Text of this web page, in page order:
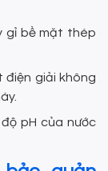
gỉ bề mặt thép
giải không
pH của nước